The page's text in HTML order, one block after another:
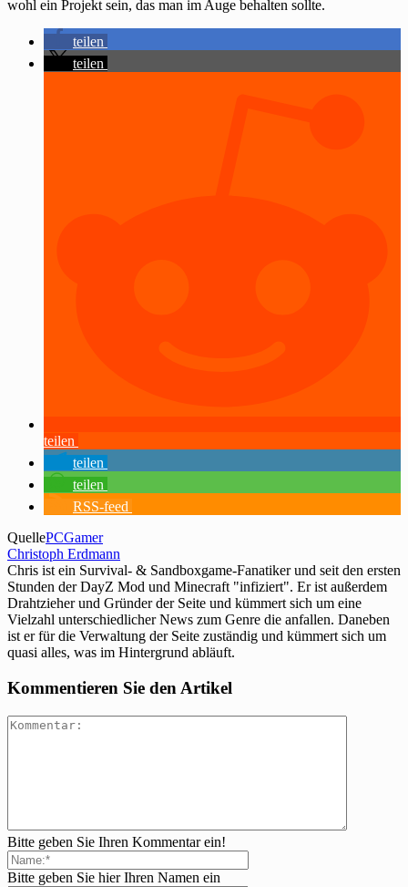
wohl ein Projekt sein, das man im Auge behalten sollte.
teilen
teilen
teilen
teilen
teilen
RSS-feed
QuellePCGamer
Christoph Erdmann
Chris ist ein Survival- & Sandboxgame-Fanatiker und seit den ersten
Stunden der DayZ Mod und Minecraft "infiziert". Er ist außerdem
Drahtzieher und Gründer der Seite und kümmert sich um eine
Vielzahl unterschiedlicher News zum Genre die anfallen. Daneben
ist er für die Verwaltung der Seite zuständig und kümmert sich um
quasi alles, was im Hintergrund abläuft.
Kommentieren Sie den Artikel
Bitte geben Sie Ihren Kommentar ein!
Bitte geben Sie hier Ihren Namen ein